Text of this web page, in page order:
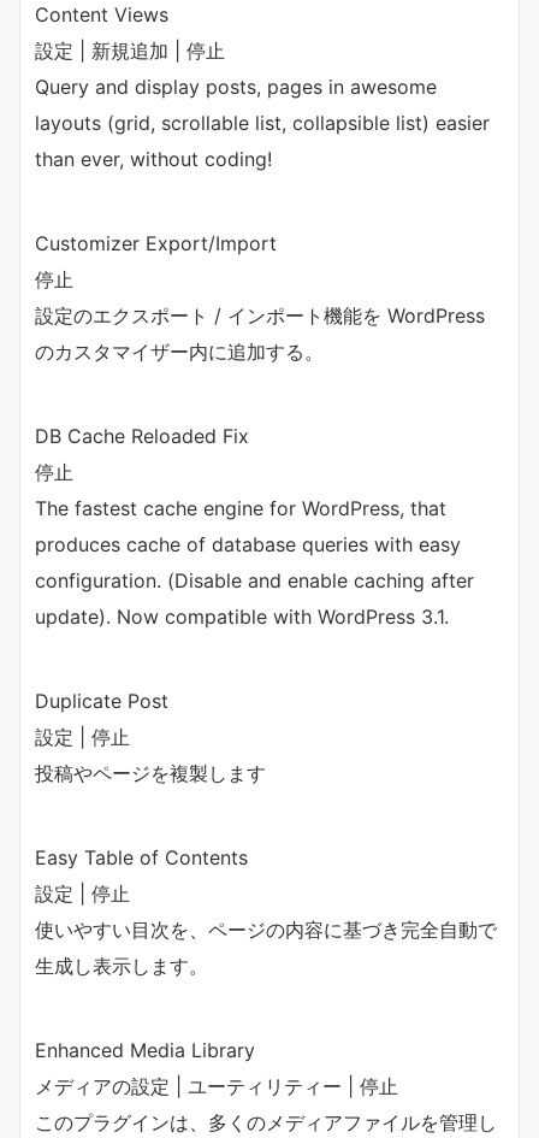
Content Views
設定 | 新規追加 | 停止
Query and display posts, pages in awesome
layouts (grid, scrollable list, collapsible list) easier
than ever, without coding!
Customizer Export/Import
停止
設定のエクスポート / インポート機能を WordPress
のカスタマイザー内に追加する。
DB Cache Reloaded Fix
停止
The fastest cache engine for WordPress, that
produces cache of database queries with easy
configuration. (Disable and enable caching after
update). Now compatible with WordPress 3.1.
Duplicate Post
設定 | 停止
投稿やページを複製します
Easy Table of Contents
設定 | 停止
使いやすい目次を、ページの内容に基づき完全自動で
生成し表示します。
Enhanced Media Library
メディアの設定 | ユーティリティー | 停止
このプラグインは、多くのメディアファイルを管理し